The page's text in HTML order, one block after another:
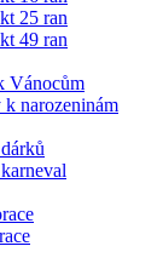
25 ran
49 ran
Vánocům
narozeninám